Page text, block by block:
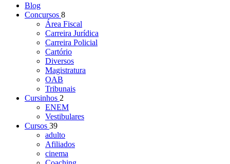
Blog
Concursos 8
Área Fiscal
Carreira Jurídica
Carreira Policial
Cartório
Diversos
Magistratura
OAB
Tribunais
Cursinhos 2
ENEM
Vestibulares
Cursos 39
adulto
Afiliados
cinema